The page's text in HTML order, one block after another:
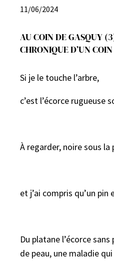
11/06/2024
AU COIN DE GASQUY
CHRONIQUE D’UN
Si je le touche l’arbre,
c’est l’écorce rugueuse
À regarder, noire sous la
et j’ai compris qu’un pin
Du platane l’écorce
de peau, une maladie